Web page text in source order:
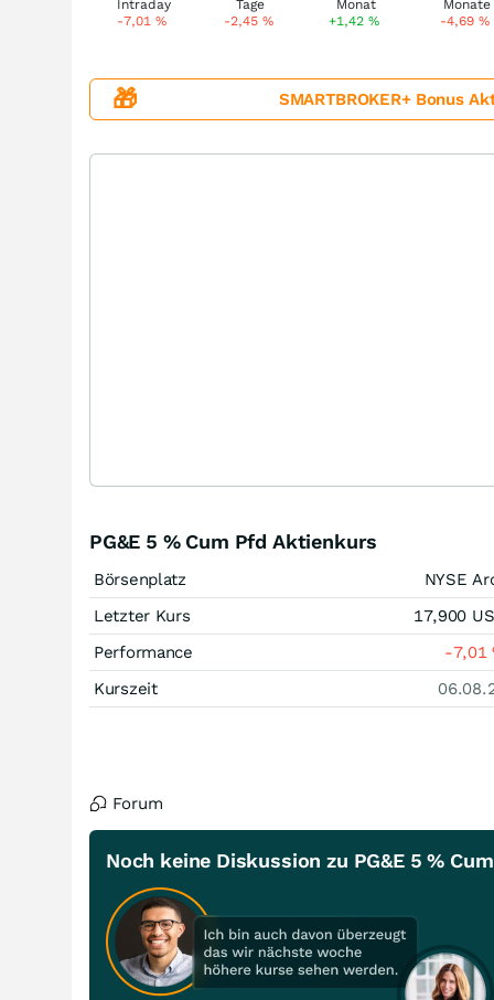
-7,01% -2,45 % +1,42% -4,69%
🎁 SMARTBROKER+ Bonus
PG&E 5 % Cum Pfd Aktienkurs
Börsenplatz
NYSE
Letzter Kurs
17,900
Performance
-7,01
Kurszeit
Forum
Noch keine Diskussion zu PG&E 5 %